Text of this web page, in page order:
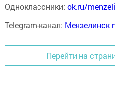
Одноклассники: ok.ru/
Telegram-канал: Мензелинск
Перейти на